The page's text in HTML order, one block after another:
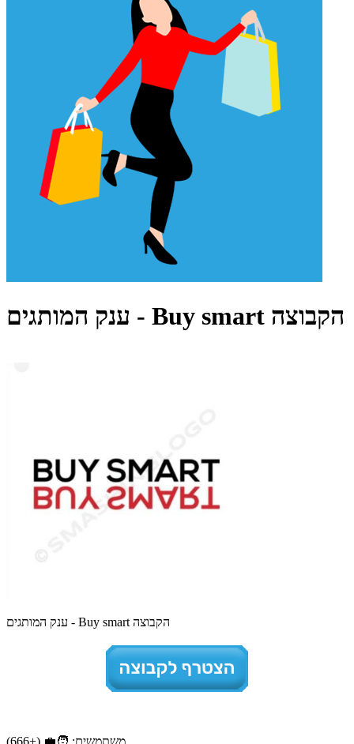
ענק המותגים - Buy smart הקבוצה
ענק המותגים - Buy smart הקבוצה
משתמשים: 🧑‍💼 (+666)